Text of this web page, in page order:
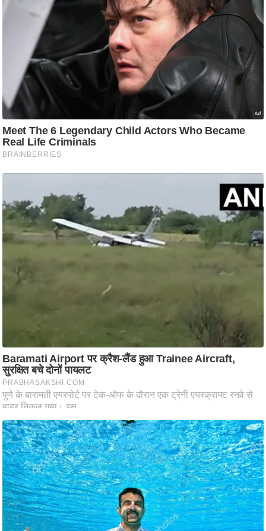
रे
लू
नु
स्खे
प
र्य
न
स्थ
ल
ट
ने
रि
ले
श
न
शि
प
रा
ज
नी
ति
वि
श्ले